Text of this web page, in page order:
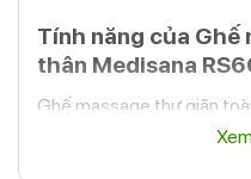
Tính năng của
thân Medisana
Ghế massage thư giãn
massage, thiết kế hiện